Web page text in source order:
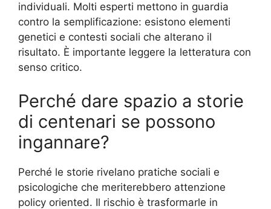
individuali. Molti esperti mettono in guardia
contro la semplificazione: esistono elementi
genetici e contesti sociali che alterano il
risultato. È importante leggere la letteratura con
senso critico.
Perché dare spazio a storie
di centenari se possono
ingannare?
Perché le storie rivelano pratiche sociali e
psicologiche che meriterebbero attenzione
policy oriented. Il rischio è trasformarle in